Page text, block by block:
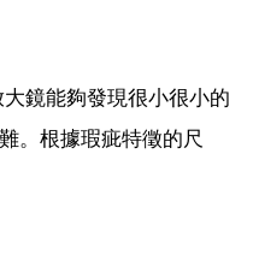
鏡能夠發現很小很小的
。根據瑕疵特徵的尺